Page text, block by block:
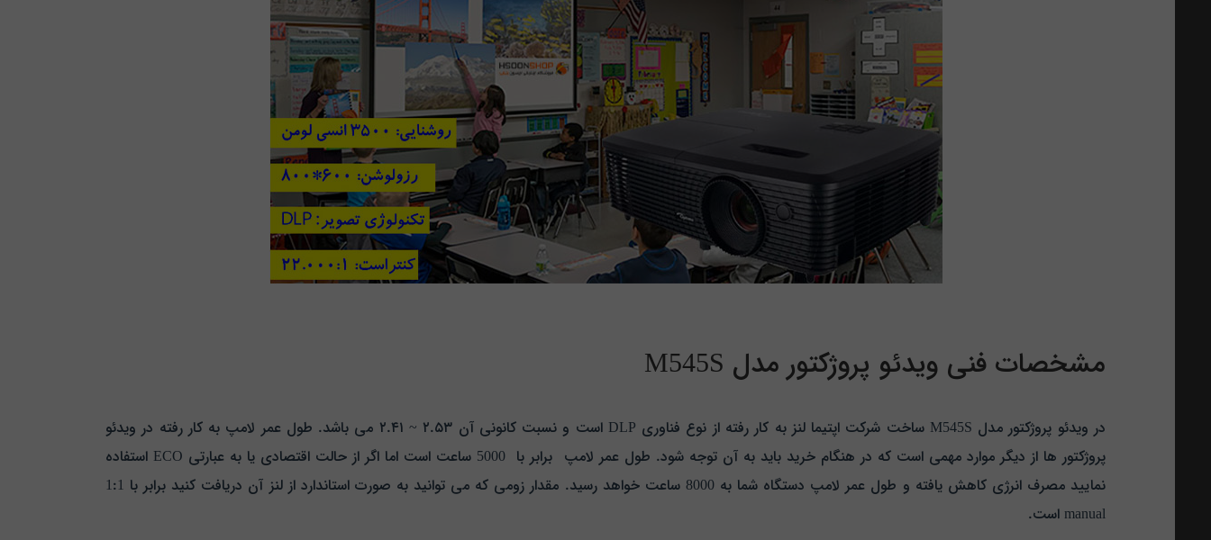
مشخصات فنی ویدئو پروژکتور مدل M545S
در ویدئو پروژکتور مدل M545S ساخت شرکت اپتیما لنز به کار رفته از نوع فناوری DLP است و نسبت کانونی آن ۲.۵۳ ~ ۲.۴۱ می باشد. طول عمر لامپ به کار رفته در ویدئو
پروژکتور ها از دیگر موارد مهمی است که در هنگام خرید باید به آن توجه شود. طول عمر لامپ برابر با 5000 ساعت است اما اگر از حالت اقتصادی یا به عبارتی ECO استفاده
نمایید مصرف انرژی کاهش یافته و طول عمر لامپ دستگاه شما به 8000
ساعت خواهد رسید. مقدار زومی که می توانید به صورت استاندارد از لنز آن دریافت کنید برابر با 1:1
manual است.